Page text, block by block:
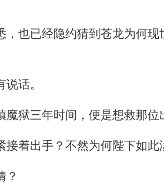
也已经隐约猜到苍龙为何现
话。
狱三年时间，便是想救那位
着出手？不然为何陛下如此
？